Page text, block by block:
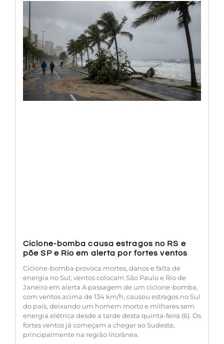
Ciclone-bomba causa estragos no RS e
põe SP e Rio em alerta por fortes ventos
Ciclone-bomba provoca mortes, danos e falta de
energia no Sul; ventos colocam São Paulo e Rio de
Janeiro em alerta A passagem de um ciclone-bomba,
com ventos acima de 134 km/h, causou estragos no Sul
do país, deixando um homem morto e milhares sem
energia elétrica desde a tarde desta quinta-feira (6). Os
fortes ventos já começam a chegar ao Sudeste,
principalmente na região litorânea.